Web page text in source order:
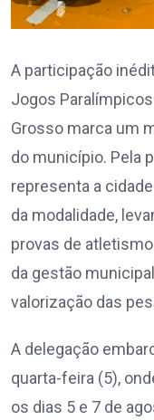
A participação
Jogos
Grosso marca um
do município. Pela
representa a
da modalidade,
provas de
da gestão
valorização das
A delegação
quarta-feira (5),
os dias 5 e 7 de